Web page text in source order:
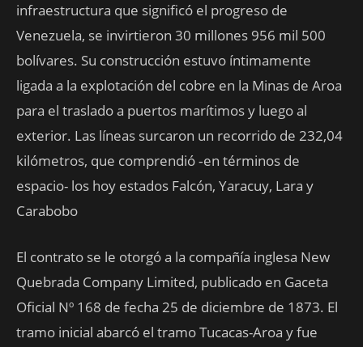
infraestructura que significó el progreso de
Venezuela, se invirtieron 30 millones 956 mil 500
bolívares. Su construcción estuvo íntimamente
ligada a la explotación del cobre en la Minas de Aroa
para el traslado a puertos marítimos y luego al
exterior. Las líneas surcaron un recorrido de 232,04
kilómetros, que comprendió ‑en términos de
espacio- los hoy estados Falcón, Yaracuy, Lara y
Carabobo
El contrato se le otorgó a la compañía inglesa New
Quebrada Company Limited, publicado en Gaceta
Oficial Nº 168 de fecha 25 de diciembre de 1873. El
tramo inicial abarcó el tramo Tucacas-Aroa y fue